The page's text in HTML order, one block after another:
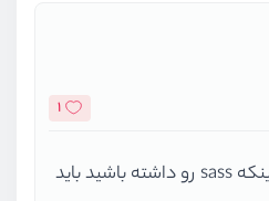
1
سلام وقتتون بخیر برای اینکه sass رو داشته باشید باید